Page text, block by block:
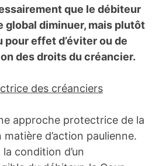
que le débiteur
global diminuer, mais plutôt
pour effet d’éviter ou de
des droits du créancier.
des créanciers
approche protectrice de la
d’action paulienne.
condition d’un